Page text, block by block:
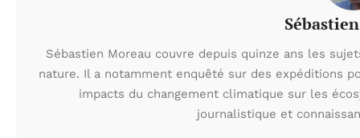
Sébastien Moreau couvre depuis quinze ans les
nature. Il a notamment enquêté sur des expéditions
impacts du changement climatique sur les
journalistique et